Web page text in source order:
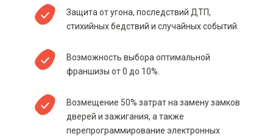
вступления его в действие и
период(ы) страхования (при
Возможные последствия для
потребителя в случае
страхования, включая
несвоевременное уведомление о
наступлении страхового случая
Защита от угона, последствий ДТП,
стихийных бедствий и случайных событий.
Возможность выбора оптимальной
франшизы от 0 до 10%.
Возмещение 50% затрат на замену замков
дверей и зажигания, а также
перепрограммирование электронных